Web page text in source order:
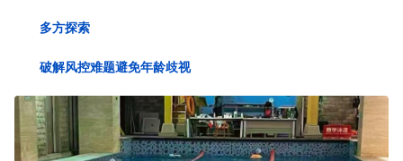
多方探索
破解风控难题避免年龄歧视